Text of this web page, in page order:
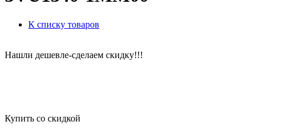
К списку товаров
Нашли дешевле-сделаем скидку!!!
Купить со скидкой